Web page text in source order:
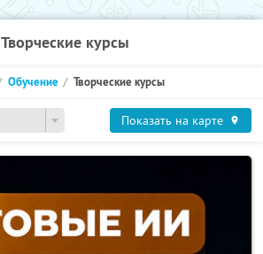
Творческие курсы
Обучение Творческие курсы
Показать на карте